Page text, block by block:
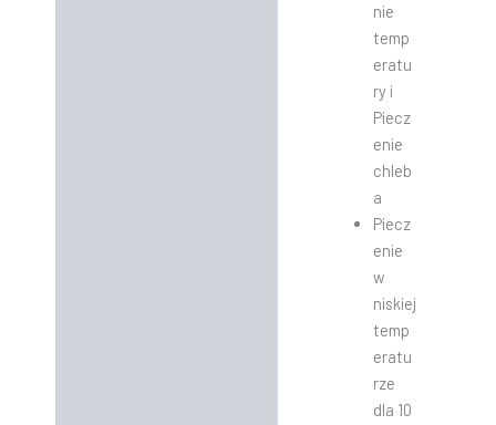
nie
temp
eratu
ry i
Piecz
enie
chleb
a
Piecz
enie
w
niskiej
temp
eratu
rze
dla 10